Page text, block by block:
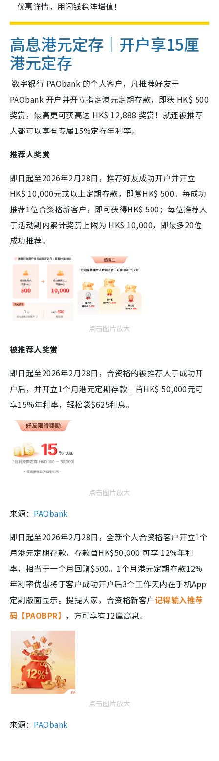
优惠详情，用闲钱稳阵增值！
高息港元定存｜开户享15厘
港元定存
数字银行 PAObank 的个人客户，凡推荐好友于
PAObank 开户并开立指定港元定期存款，即获 HK$ 500
奖赏，最高更可获高达 HK$ 12,888 奖赏！就连被推荐
人都可以享有专属15%定存年利率。
推荐人奖赏
即日起至2026年2月28日，推荐好友成功开户并开立
HK$ 10,000元或以上定期存款，即赏HK$ 500。每成功
推荐1位合资格新客户，即可获得HK$ 500；每位推荐人
于活动期内累计奖赏上限为 HK$ 10,000，即最多20位
成功推荐。
点击图片放大
被推荐人奖赏
即日起至2026年2月28日，合资格的被推荐人于成功开
户后，并开立1个月港元定期存款﹐首HK$ 50,000元可
享15%年利率，轻松袋$625利息。
点击图片放大
来源： PAObank
即日起至2026年2月28日，全新个人合资格客户开立1个
月港元定期存款，存款首HK$50,000 可享 12%年利
率，相当于一个月回赠$500。1个月港元定期存款12%
年利率优惠将于客户成功开户后3个工作天内在手机App
定期版面显示。提提大家，合资格新客户记得输入推荐
码【PAOBPR】 ，方可享有12厘高息。
点击图片放大
来源： PAObank